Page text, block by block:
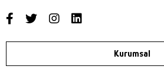
Kurumsal